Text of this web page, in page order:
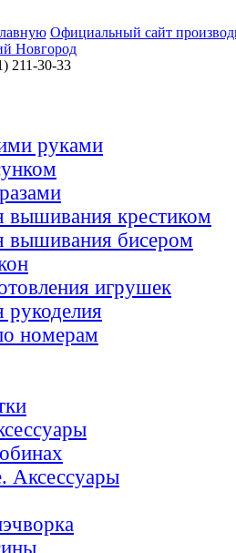
Официальный сайт
Новгород
211-30-33
руками
вышивания крестиком
вышивания бисером
игрушек
номерам
Аксессуары